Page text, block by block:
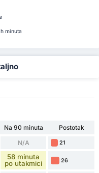
minuta
Na 90 minuta
Postotak
N/A 21
58 minuta
po utakmici
26